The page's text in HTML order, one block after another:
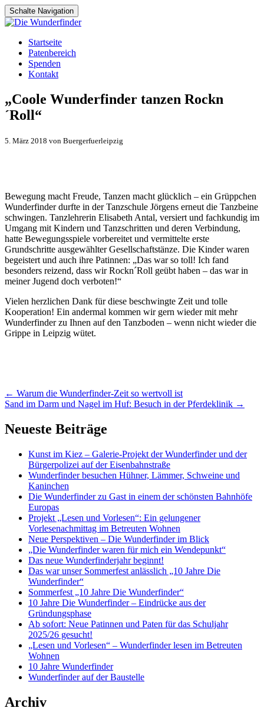
Schalte Navigation
Zum
Inhalt
springen
Startseite
Patenbereich
Spenden
Kontakt
„Coole Wunderfinder tanzen Rockn
´Roll“
5. März 2018 von Buergerfuerleipzig
Bewegung macht Freude, Tanzen macht glücklich – ein Grüppchen
Wunderfinder durfte in der Tanzschule Jörgens erneut die Tanzbeine
schwingen. Tanzlehrerin Elisabeth Antal, versiert und fachkundig im
Umgang mit Kindern und Tanzschritten und deren Verbindung,
hatte Bewegungsspiele vorbereitet und vermittelte erste
Grundschritte ausgewählter Gesellschaftstänze. Die Kinder waren
begeistert und auch ihre Patinnen: „Das war so toll! Ich fand
besonders reizend, dass wir Rockn´Roll geübt haben – das war in
meiner Jugend doch verboten!“
Vielen herzlichen Dank für diese beschwingte Zeit und tolle
Kooperation! Ein andermal kommen wir gern wieder mit mehr
Wunderfinder zu Ihnen auf den Tanzboden – wenn nicht wieder die
Grippe in Leipzig wütet.
Artikel-
Navigation
← Warum die Wunderfinder-Zeit so wertvoll ist
Sand im Darm und Nagel im Huf: Besuch in der Pferdeklinik →
Neueste Beiträge
Kunst im Kiez – Galerie-Projekt der Wunderfinder und der
Bürgerpolizei auf der Eisenbahnstraße
Wunderfinder besuchen Hühner, Lämmer, Schweine und
Kaninchen
Die Wunderfinder zu Gast in einem der schönsten Bahnhöfe
Europas
Projekt „Lesen und Vorlesen“: Ein gelungener
Vorlesenachmittag im Betreuten Wohnen
Neue Perspektiven – Die Wunderfinder im Blick
„Die Wunderfinder waren für mich ein Wendepunkt“
Das neue Wunderfinderjahr beginnt!
Das war unser Sommerfest anlässlich „10 Jahre Die
Wunderfinder“
Sommerfest „10 Jahre Die Wunderfinder“
10 Jahre Die Wunderfinder – Eindrücke aus der
Gründungsphase
Ab sofort: Neue Patinnen und Paten für das Schuljahr
2025/26 gesucht!
„Lesen und Vorlesen“ – Wunderfinder lesen im Betreuten
Wohnen
10 Jahre Wunderfinder
Wunderfinder auf der Baustelle
Archiv